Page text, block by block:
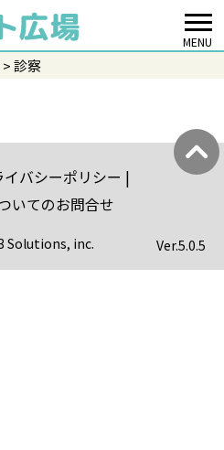
MENU
診察
イバシーポリシー
いてのお問合せ
Solutions, inc. Ver.5.0.5